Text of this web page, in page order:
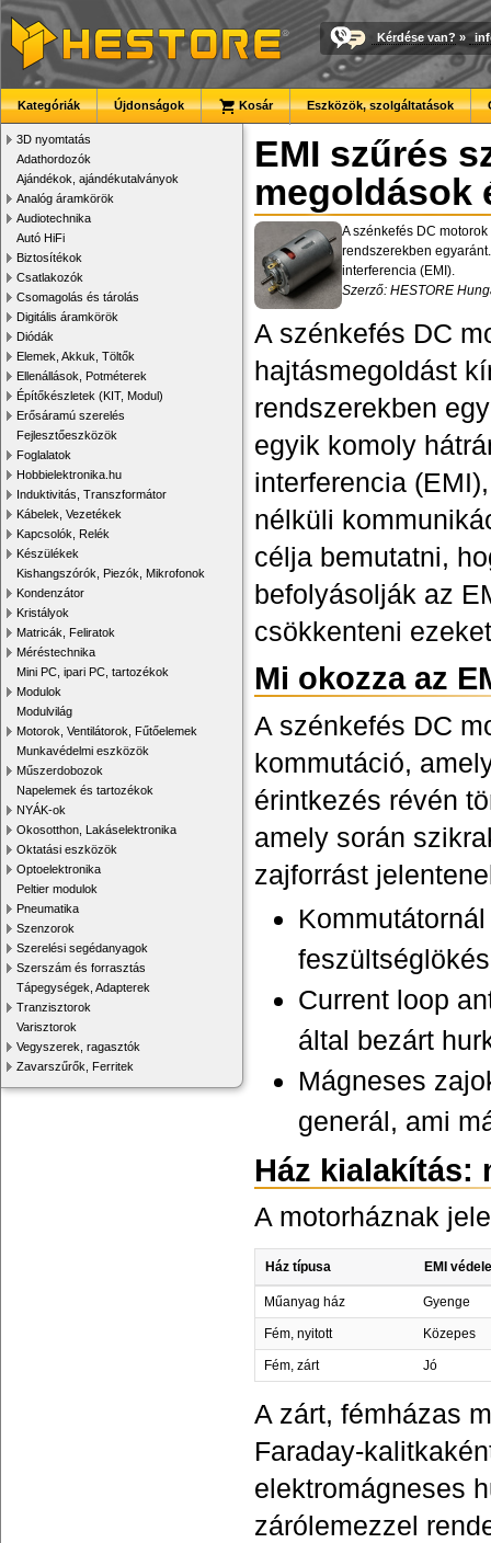
Kérdése van? »
Kategóriák Újdonságok Kosár Eszközök, szolgáltatások
3D nyomtatás
Adathordozók
Ajándékok, ajándékutalványok
Analóg áramkörök
Audiotechnika
Autó HiFi
Biztosítékok
Csatlakozók
Csomagolás és tárolás
Digitális áramkörök
Diódák
Elemek, Akkuk, Töltők
Ellenállások, Potméterek
Építőkészletek (KIT, Modul)
Erősáramú szerelés
Fejlesztőeszközök
Foglalatok
Hobbielektronika.hu
Induktivitás, Transzformátor
Kábelek, Vezetékek
Kapcsolók, Relék
Készülékek
Kishangszórók, Piezók, Mikrofonok
Kondenzátor
Kristályok
Matricák, Feliratok
Méréstechnika
Mini PC, ipari PC, tartozékok
Modulok
Modulvilág
Motorok, Ventilátorok, Fűtőelemek
Munkavédelmi eszközök
Műszerdobozok
Napelemek és tartozékok
NYÁK-ok
Okosotthon, Lakáselektronika
Oktatási eszközök
Optoelektronika
Peltier modulok
Pneumatika
Szenzorok
Szerelési segédanyagok
Szerszám és forrasztás
Tápegységek, Adapterek
Tranzisztorok
Varisztorok
Vegyszerek, ragasztók
Zavarszűrők, Ferritek
EMI szűrés
megoldások
A szénkefés DC
rendszerekben
interferencia (EMI).
Szerző: HESTORE
A szénkefés DC
hajtásmegoldást
rendszerekben
egyik komoly
interferencia
nélküli
célja bemutatni,
befolyásolják az
csökkenteni
Mi okozza az
A szénkefés DC
kommutáció,
érintkezés révén
amely során
zajforrást
Current loop
által bezárt
Mágneses
generál, ami
Ház kialakítás:
A motorháznak
Ház típusa EMI
Műanyag ház Gyenge
Fém, nyitott Közepes
Fém, zárt Jó
A zárt, fémházas
Faraday-
elektromágneses
zárólemezzel